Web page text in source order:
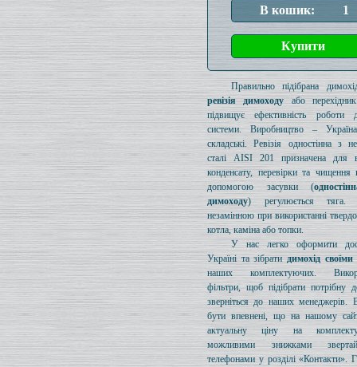
Правильно підібрана
ревізія димоходу або
підвищує ефективність роботи
системи. Виробництво –
складські. Ревізія одностінна з
сталі AISI 201 призначена для
конденсату, перевірки та чищення
допомогою засувки (
димоходу) регулюється
незамінною при використанні
котла, каміна або топки.
У нас легко оформити
Україні та зібратидимохід
наших комплектуючих.
фільтри, щоб підібрати потрібну
зверніться до наших менеджерів.
бути впевнені, що на нашому
актуальну ціну на
можливими знижками
телефонами у розділі «Контакти».